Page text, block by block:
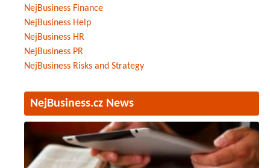
NejBusiness Finance
NejBusiness Help
NejBusiness HR
NejBusiness PR
NejBusiness Risks and Strategy
NejBusiness.cz News